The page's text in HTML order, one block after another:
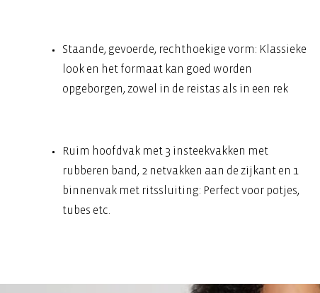
Staande, gevoerde, rechthoekige vorm: Klassieke
look en het formaat kan goed worden
opgeborgen, zowel in de reistas als in een rek
Ruim hoofdvak met 3 insteekvakken met
rubberen band, 2 netvakken aan de zijkant en 1
binnenvak met ritssluiting: Perfect voor potjes,
tubes etc.